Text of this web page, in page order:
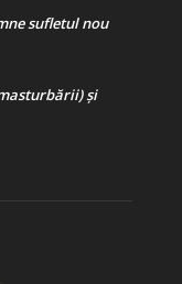
sufletul nou
şi